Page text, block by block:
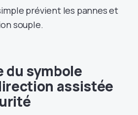
prévient les pannes et
souple.
du symbole
assistée